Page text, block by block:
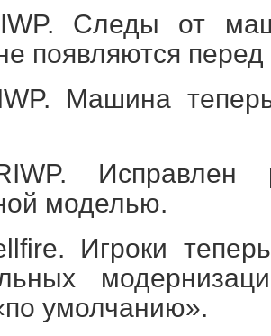
Следы от
появляются
Машина
моделью.
Игроки
умолчанию».